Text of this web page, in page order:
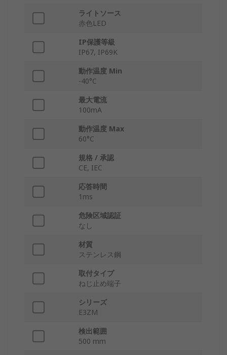
ライトソース
赤色LED
IP保護等級
IP67, IP69K
動作温度 Min
-40°C
最大電流
100mA
動作温度 Max
60°C
規格 / 承認
CE, IEC
応答時間
1ms
危険区域認証
なし
材質
ステンレス鋼
取付タイプ
ねじ止め端子
シリーズ
E3ZM
検出範囲
500 mm